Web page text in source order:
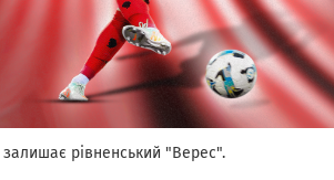
залишає рівненський "Верес".